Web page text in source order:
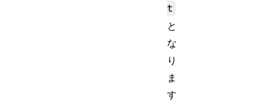
t
と
な
り
ま
す